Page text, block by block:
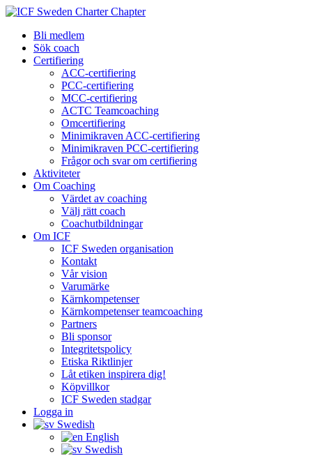
Bli medlem
Sök coach
Certifiering
ACC-certifiering
PCC-certifiering
MCC-certifiering
ACTC Teamcoaching
Omcertifiering
Minimikraven ACC-certifiering
Minimikraven PCC-certifiering
Frågor och svar om certifiering
Aktiviteter
Om Coaching
Värdet av coaching
Välj rätt coach
Coachutbildningar
Om ICF
ICF Sweden organisation
Kontakt
Vår vision
Varumärke
Kärnkompetenser
Kärnkompetenser teamcoaching
Partners
Bli sponsor
Integritetspolicy
Etiska Riktlinjer
Låt etiken inspirera dig!
Köpvillkor
ICF Sweden stadgar
Logga in
Swedish
English
Swedish